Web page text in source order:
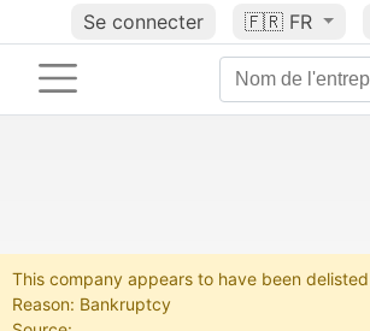
Se connecter 🇫🇷 FR
This company appears to have been delisted
Reason: Bankruptcy